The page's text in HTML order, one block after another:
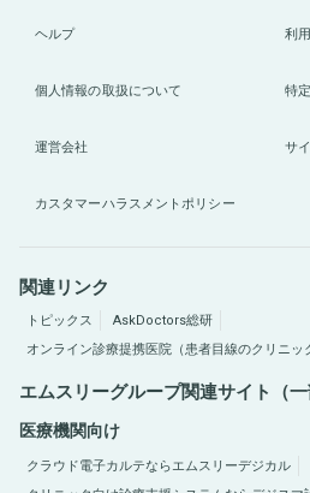
ヘルプ 利
個人情報の取扱について 特
運営会社 サ
カスタマーハラスメントポリシー
関連リンク
トピックス
AskDoctors総研
オンライン診療提携医院（患者目線のクリニッ
エムスリーグループ関連サイト（一
医療機関向け
クラウド電子カルテならエムスリーデジカル